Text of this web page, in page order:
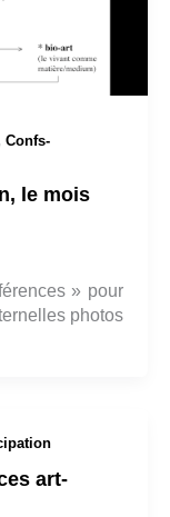
Confs-
le mois
» pour
photos
art-